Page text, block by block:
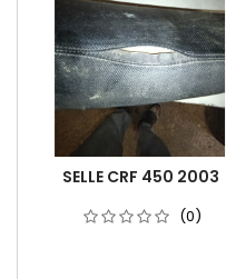
SELLE CRF 450 2003
(0)